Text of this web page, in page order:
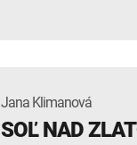
Jana Klimanová
SOĽ NAD